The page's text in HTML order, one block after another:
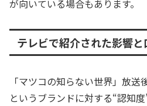
が向いている場合もあります。
テレビで紹介された影響
「マツコの知らない世界」放
というブランドに対する“認知